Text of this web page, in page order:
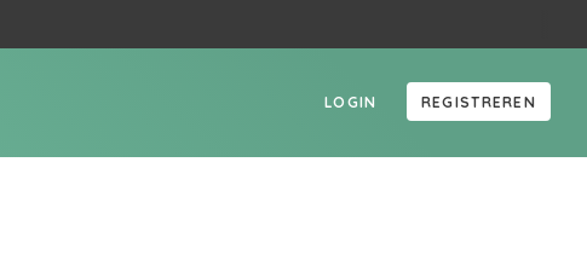
LOGIN REGISTREREN